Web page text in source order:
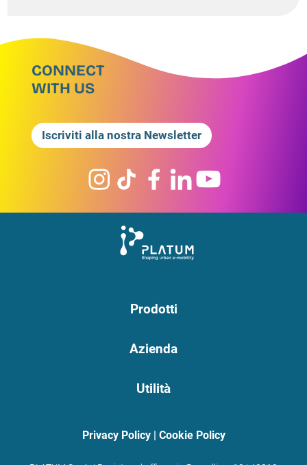
CONNECT
WITH US
Iscriviti alla nostra Newsletter
Prodotti
Azienda
Utilità
Privacy Policy| Cookie Policy